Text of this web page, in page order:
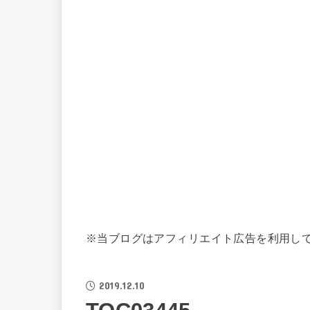
※当ブログはアフィリエイト広告を利用し
2019.12.10